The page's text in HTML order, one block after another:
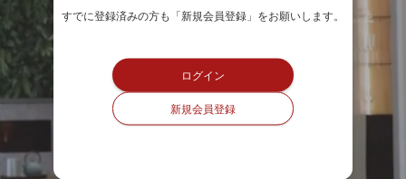
すでに登録済みの方も「新規会員登録」をお願いします。
ログイン
新規会員登録